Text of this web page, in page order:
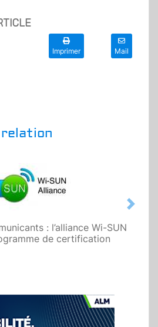
Imprimer Mail
: l’alliance Wi-SUN
de certification
Next